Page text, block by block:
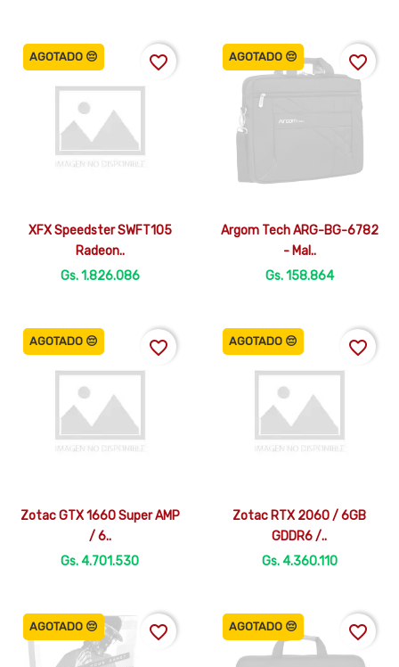
Vista rápida
XFX Speedster SWFT105
Radeon..
Gs. 1.826.086
AGOTADO 😔 favorite_border
Vista rápida
Argom Tech ARG-BG-6782
- Mal..
Gs. 158.864
AGOTADO 😔 favorite_border
Vista rápida
Zotac GTX 1660 Super AMP
/ 6..
Gs. 4.701.530
AGOTADO 😔 favorite_border
Vista rápida
Zotac RTX 2060 / 6GB
GDDR6 /..
Gs. 4.360.110
AGOTADO 😔 favorite_border
AGOTADO 😔 favorite_border AGOTADO 😔 favorite_border